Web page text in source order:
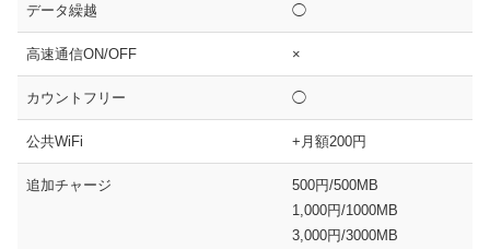
データ繰越 ◯
高速通信ON/OFF ×
カウントフリー ◯
公共WiFi +月額200円
追加チャージ
500円/500MB
1,000円/1000MB
3,000円/3000MB